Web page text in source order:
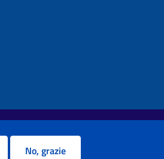
No, grazie